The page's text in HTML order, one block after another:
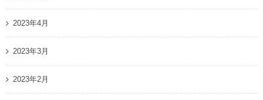
2023年4月
2023年3月
2023年2月